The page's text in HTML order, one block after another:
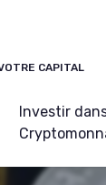
CAPITAL
Investir